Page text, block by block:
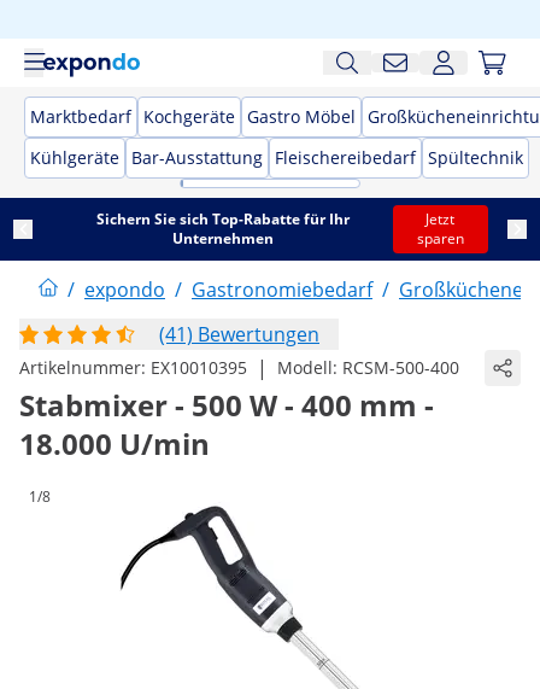
Marktbedarf Kochgeräte Gastro Möbel
Kühlgeräte Bar-Ausstattung Fleischereibedarf Spültechnik
Sichern Sie sich Top-Rabatte für Ihr
Unternehmen
Jetzt
sparen
/ expondo / Gastronomiebedarf /
(41) Bewertungen
Artikelnummer: EX10010395 | Modell: RCSM-500-400
Stabmixer - 500 W - 400 mm -
18.000 U/min
1/8